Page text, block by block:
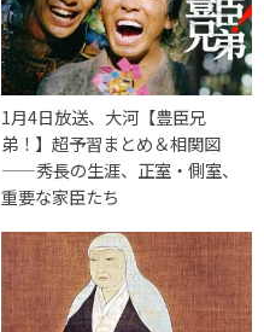
1月4日放送、大河【豊臣兄
弟！】超予習まとめ＆相関図
——秀長の生涯、正室・側室、
重要な家臣たち